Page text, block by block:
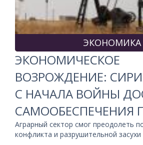
ЭКОНОМИКА
ЭКОНОМИЧЕСКОЕ
ВОЗРОЖДЕНИЕ:
С НАЧАЛА ВОЙНЫ
САМООБЕСПЕЧЕНИЯ
Аграрный сектор смог преодолеть
конфликта и разрушительной засухи